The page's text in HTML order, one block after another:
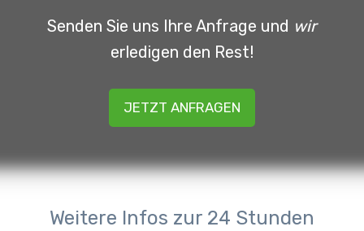
Senden Sie uns Ihre Anfrage und wir
erledigen den Rest!
JETZT ANFRAGEN
Weitere Infos zur 24 Stunden